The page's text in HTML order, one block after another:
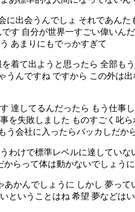
出会うんでしょ それであん
す 自分が世界一すごい偉いん
あまりにもでっかすぎて
着て出ようと思ったら 全部も
んですね ですから この外は
達してるんだったら もう仕事
失敗しました ものすごく叱
う会社に入ったらバッカしだか
けで標準レベルに達してい
らって体は動かないでしょうに
かんでしょうに しかし 夢っ
いうことはね 希望 夢などは